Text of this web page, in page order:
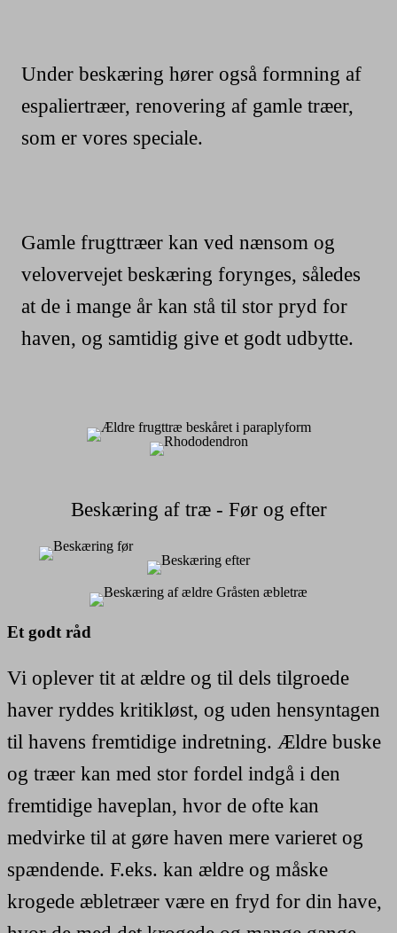
Under beskæring hører også formning af
espaliertræer, renovering af gamle træer,
som er vores speciale.
Gamle frugttræer kan ved nænsom og
velovervejet beskæring forynges, således
at de i mange år kan stå til stor pryd for
haven, og samtidig give et godt udbytte.
Beskæring af træ - Før og efter
Et godt råd
Vi oplever tit at ældre og til dels tilgroede
haver ryddes kritikløst, og uden hensyntagen
til havens fremtidige indretning. Ældre buske
og træer kan med stor fordel indgå i den
fremtidige haveplan, hvor de ofte kan
medvirke til at gøre haven mere varieret og
spændende. F.eks. kan ældre og måske
krogede æbletræer være en fryd for din have,